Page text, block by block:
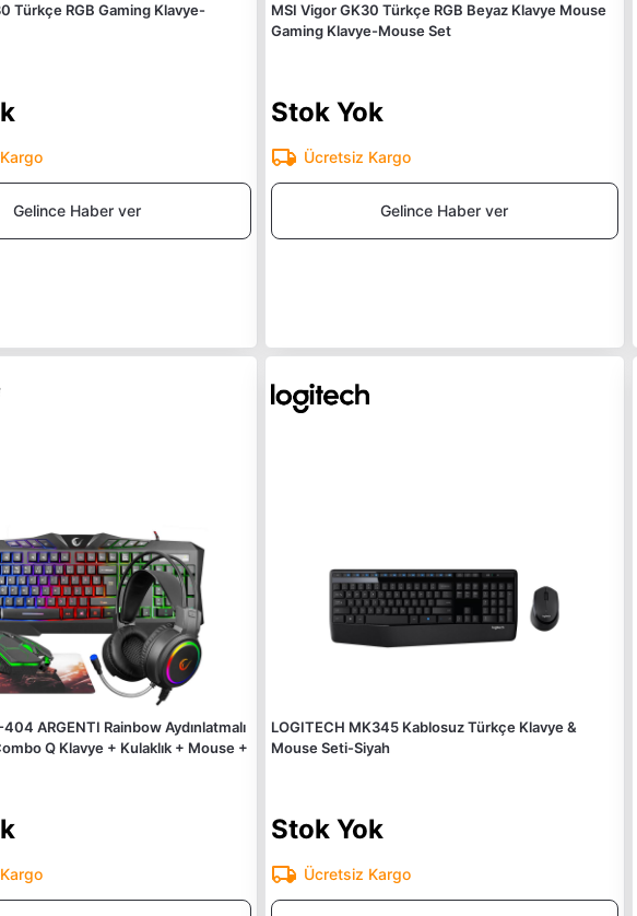
Türkçe RGB Gaming Klavye-
Gelince Haber ver
MSI Vigor GK30 Türkçe RGB Beyaz Klavye Mouse
Gaming Klavye-Mouse Set
Stok Yok
Ücretsiz Kargo
Gelince Haber ver
404 ARGENTI Rainbow Aydınlatmalı
Q Klavye + Kulaklık + Mouse +
LOGITECH MK345 Kablosuz Türkçe Klavye &
Mouse Seti-Siyah
Stok Yok
Ücretsiz Kargo